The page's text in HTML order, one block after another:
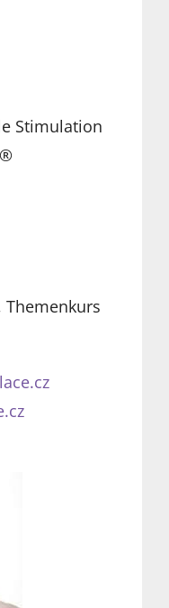
Stimulation
Themenkurs